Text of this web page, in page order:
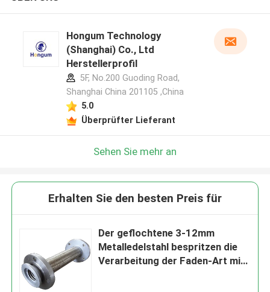
Hongum Technology
(Shanghai) Co., Ltd
Herstellerprofil
5F, No.200 Guoding Road,
Shanghai China 201105 ,China
5.0
Überprüfter Lieferant
Sehen Sie mehr an
Erhalten Sie den besten Preis für
Der geflochtene 3-12mm
Metalledelstahl bespritzen die
Verarbeitung der Faden-Art mit